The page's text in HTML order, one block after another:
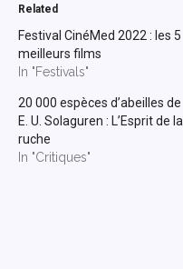
Related
Festival CinéMed 2022 : les 5
meilleurs films
In "Festivals"
20 000 espèces d’abeilles de
E. U. Solaguren : L’Esprit de la
ruche
In "Critiques"